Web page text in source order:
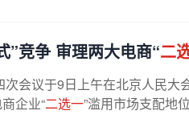
”竞争 审理两大电商“二
会议于9日上午在北京人民
企业“二选一”滥用市场支配地